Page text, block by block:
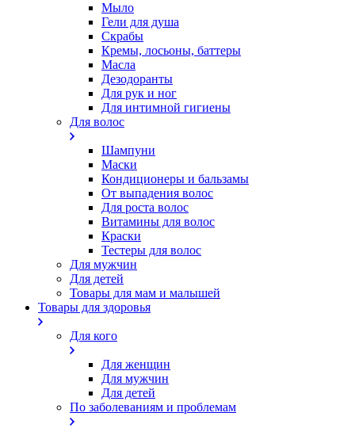
Мыло
Гели для душа
Скрабы
Кремы, лосьоны, баттеры
Масла
Дезодоранты
Для рук и ног
Для интимной гигиены
Для волос
Шампуни
Маски
Кондиционеры и бальзамы
От выпадения волос
Для роста волос
Витамины для волос
Краски
Тестеры для волос
Для мужчин
Для детей
Товары для мам и малышей
Товары для здоровья
Для кого
Для женщин
Для мужчин
Для детей
По заболеваниям и проблемам